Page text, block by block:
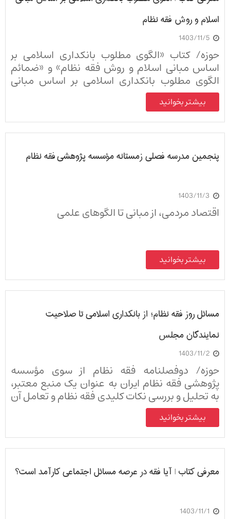
اسلام و روش فقه نظام
1403/11/5
حوزه/ کتاب «الگوی مطلوب بانکداری اسلامی بر
اساس مبانی اسلام و روش فقه نظام» و «ضمائم
الگوی مطلوب بانکداری اسلامی بر اساس مبانی
اسلام و روش فقه نظام» منتشر شد.
بیشتر بخوانید
پنجمین مدرسه فصلی زمستانه مؤسسه پژوهشی فقه نظام
1403/11/3
اقتصاد مردمی، از مبانی تا الگوهای علمی
بیشتر بخوانید
مسائل روز فقه نظام؛ از بانکداری اسلامی تا صلاحیت
نمایندگان مجلس
1403/11/2
حوزه/ دوفصلنامه فقه نظام از سوی مؤسسه
پژوهشی فقه نظام ایران به عنوان یک منبع معتبر،
به تحلیل و بررسی نکات کلیدی فقه نظام و تعامل آن
با مسائل روز می‌پردازد.
بیشتر بخوانید
معرفی کتاب | آیا فقه در عرصه مسائل اجتماعی کارآمد است؟
1403/11/1